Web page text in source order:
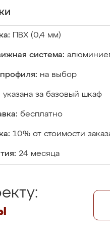
ПВХ (0,4 мм)
система:
на выбор
указана за базовый шкаф
бесплатно
10% от стоимости
24 месяца